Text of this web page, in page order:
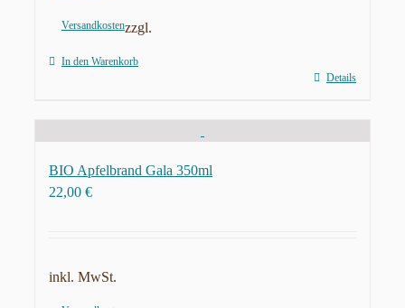
zzgl.
Versandkosten
In den Warenkorb
Details
BIO Apfelbrand Gala 350ml
22,00 €
inkl. MwSt.